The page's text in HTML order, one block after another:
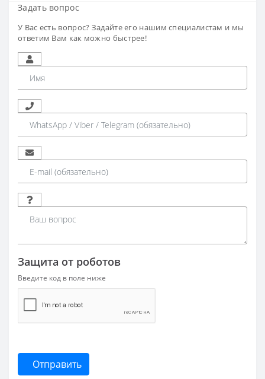
Задать вопрос
У Вас есть вопрос? Задайте его нашим специалистам и мы
ответим Вам как можно быстрее!
Защита от роботов
Введите код в поле ниже
Отправить